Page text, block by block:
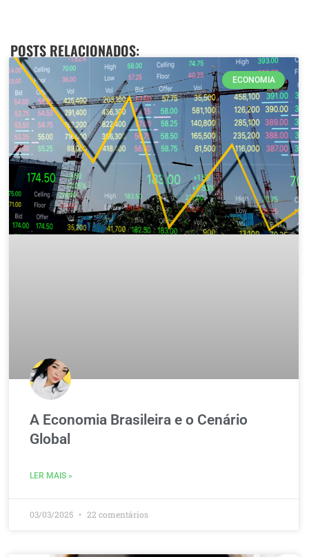
POSTS RELACIONADOS:
ECONOMIA
A Economia Brasileira e o Cenário
Global
LER MAIS »
03/03/2025 22 comentários